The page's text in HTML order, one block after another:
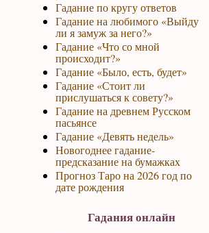
Гадание по кругу ответов
Гадание на любимого «Выйду
ли я замуж за него?»
Гадание «Что со мной
происходит?»
Гадание «Было, есть, будет»
Гадание «Стоит ли
прислушаться к совету?»
Гадание на древнем Русском
пасьянсе
Гадание «Девять недель»
Новогоднее гадание-
предсказание на бумажках
Прогноз Таро на 2026 год по
дате рождения
Гадания онлайн